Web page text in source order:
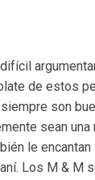
de estos
son
sean una
le
Los M & M